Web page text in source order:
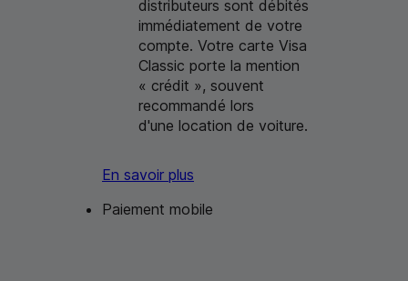
distributeurs sont débités
immédiatement de votre
compte. Votre carte Visa
Classic porte la mention
« crédit », souvent
recommandé lors
d'une location de voiture.
En savoir plus
Paiement mobile